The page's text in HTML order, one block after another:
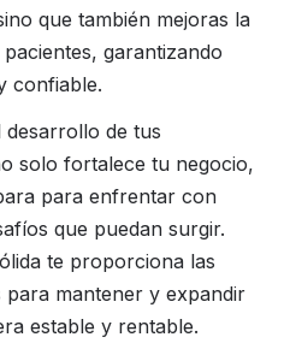
que también mejoras la
garantizando
confiable.
desarrollo de tus
solo fortalece tu negocio,
para enfrentar con
que puedan surgir.
te proporciona las
para mantener y expandir
estable y rentable.